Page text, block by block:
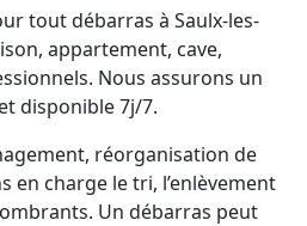
tout débarras à Saulx-les-
appartement, cave,
Nous assurons un
disponible 7j/7.
réorganisation de
en charge le tri, l’enlèvement
Un débarras peut